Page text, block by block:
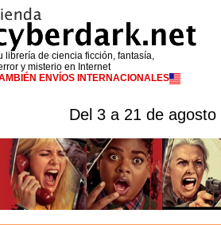
librería de ciencia ficción, fantasía,
y misterio en Internet
ENVÍOS INTERNACIONALES
Del 3 a 21 de